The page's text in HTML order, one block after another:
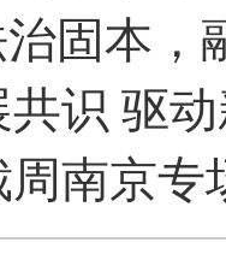
固本，
识 驱
周南京专